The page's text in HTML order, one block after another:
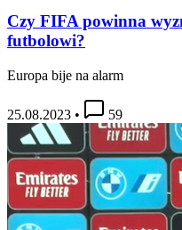
Czy FIFA powinna
futbolowi?
Europa bije na alarm
25.08.2023 • 59